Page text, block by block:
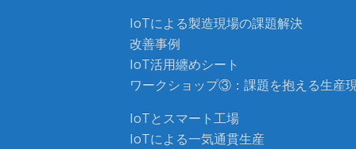
IoTによる製造現場の課題解決
改善事例
IoT活用纏めシート
ワークショップ③：課題を抱える生産
IoTとスマート工場
IoTによる一気通貫生産